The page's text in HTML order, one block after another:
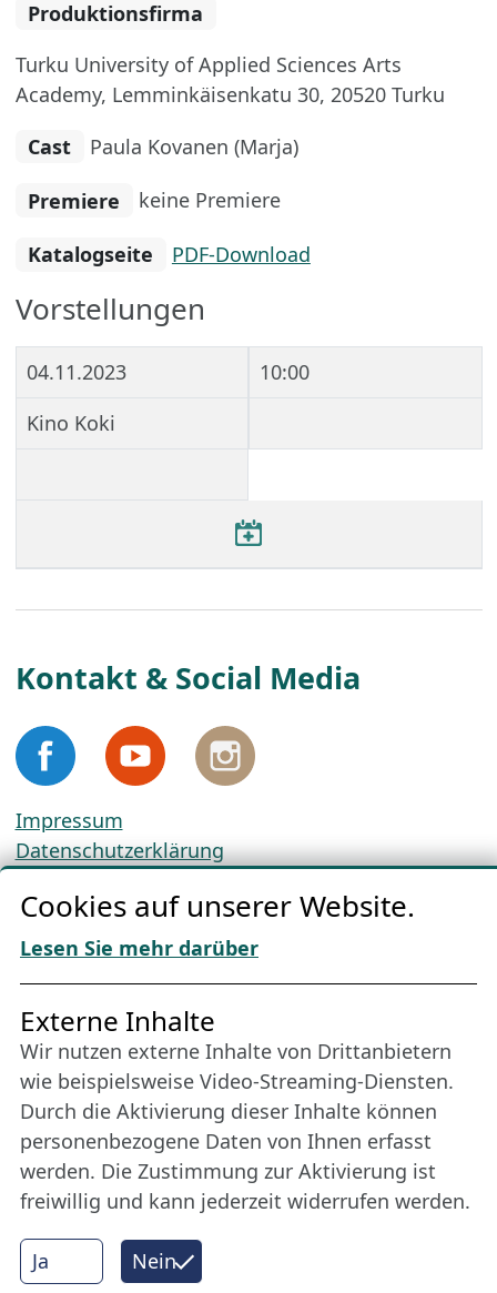
Produktionsfirma
Turku University of Applied Sciences Arts
Academy, Lemminkäisenkatu 30, 20520 Turku
Cast
Paula Kovanen (Marja)
Premiere keine Premiere
Katalogseite PDF-Download
Vorstellungen
04.11.2023
10:00
Kino Koki
Kontakt & Social Media
Impressum
Datenschutzerklärung
AGBs
Download „Nordic Tango“
Freundes­kreis
Bleiben Sie uns das ganze Jahr über verbunden:
Werden Sie Freund der Nordischen Filmtage
Lübeck.
Mehr erfahren
Internet Partner
Cookies auf unserer Website.
Lesen Sie mehr darüber
Ja Nein
Externe Inhalte
Wir nutzen externe Inhalte von Drittanbietern
wie beispielsweise Video-Streaming-Diensten.
Durch die Aktivierung dieser Inhalte können
personenbezogene Daten von Ihnen erfasst
werden. Die Zustimmung zur Aktivierung ist
freiwillig und kann jederzeit widerrufen werden.